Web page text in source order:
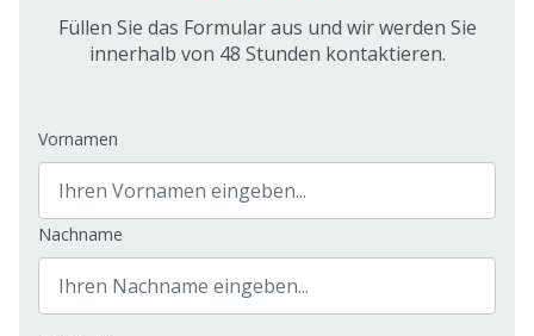
Füllen Sie das Formular aus und wir werden Sie
innerhalb von 48 Stunden kontaktieren.
Vornamen
Nachname